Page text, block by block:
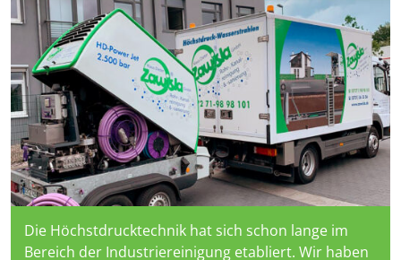
Die Höchstdrucktechnik hat sich schon lange im
Bereich der Industriereinigung etabliert. Wir haben